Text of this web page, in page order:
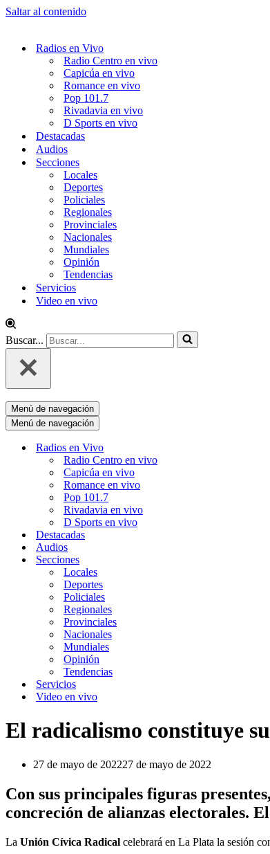
Saltar al contenido
Radios en Vivo
Radio Centro en vivo
Capicúa en vivo
Romance en vivo
Pop 101.7
Rivadavia en vivo
D Sports en vivo
Destacadas
Audios
Secciones
Locales
Deportes
Policiales
Regionales
Provinciales
Nacionales
Mundiales
Opinión
Tendencias
Servicios
Video en vivo
Buscar...
Menú de navegación
Menú de navegación
Radios en Vivo
Radio Centro en vivo
Capicúa en vivo
Romance en vivo
Pop 101.7
Rivadavia en vivo
D Sports en vivo
Destacadas
Audios
Secciones
Locales
Deportes
Policiales
Regionales
Provinciales
Nacionales
Mundiales
Opinión
Tendencias
Servicios
Video en vivo
El radicalismo constituye
27 de mayo de 202227 de mayo de 2022
Con sus principales figuras
concreción de alianzas electorales.
La Unión Cívica Radical celebrará en La Plata la sesión